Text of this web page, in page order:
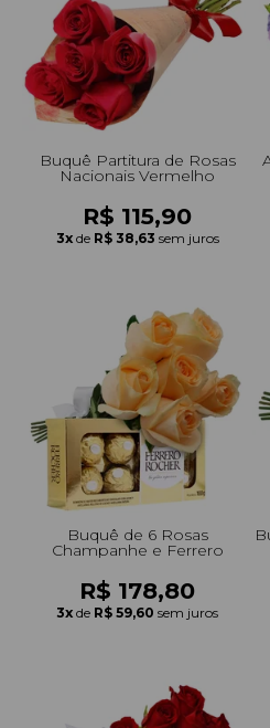
Buquê Partitura de Rosas
Nacionais Vermelho
R$ 115,90
3x de R$ 38,63 sem juros
Buquê de 6 Rosas
Champanhe e Ferrero
R$ 178,80
3x de R$ 59,60 sem juros